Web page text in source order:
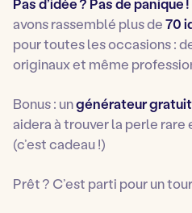
avons rassemblé plus de70
pour toutes les occasions :
originaux et même
Bonus : ungénérateur gratuit
aidera à trouver la perle rare
(c’est cadeau !)
Prêt ? C’est parti pour un